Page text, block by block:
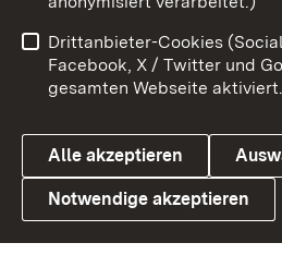
Link zum Landesportal
Benutzungshinweise
Datenschutz
Drittanbieter-Cookies
Facebook, X / Twitter und
gesamten Webseite
Alle akzeptieren
Notwendige akzeptieren